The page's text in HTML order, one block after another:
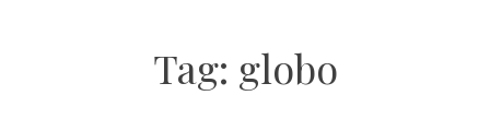
Tag: globo